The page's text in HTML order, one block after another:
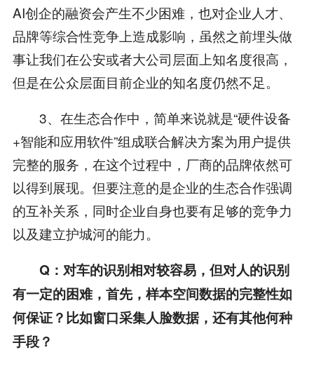
AI创企的融资会产生不少困难，也对企业人才、
品牌等综合性竞争上造成影响，虽然之前埋头做
事让我们在公安或者大公司层面上知名度很高，
但是在公众层面目前企业的知名度仍然不足。
3、在生态合作中，简单来说就是“硬件设备
+智能和应用软件”组成联合解决方案为用户提供
完整的服务，在这个过程中，厂商的品牌依然可
以得到展现。但要注意的是企业的生态合作强调
的互补关系，同时企业自身也要有足够的竞争力
以及建立护城河的能力。
Q：对车的识别相对较容易，但对人的识别
有一定的困难，首先，样本空间数据的完整性如
何保证？比如窗口采集人脸数据，还有其他何种
手段？